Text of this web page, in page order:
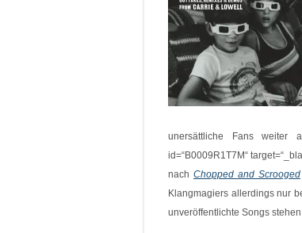
unersättliche Fans weiter
id=“B0009R1T7M“
nach Chopped and Scrooged
Klangmagiers allerdings nur
unveröffentlichte Songs